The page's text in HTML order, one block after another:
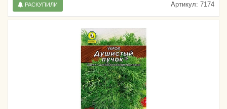
Артикул: 7174
РАСКУПИЛИ